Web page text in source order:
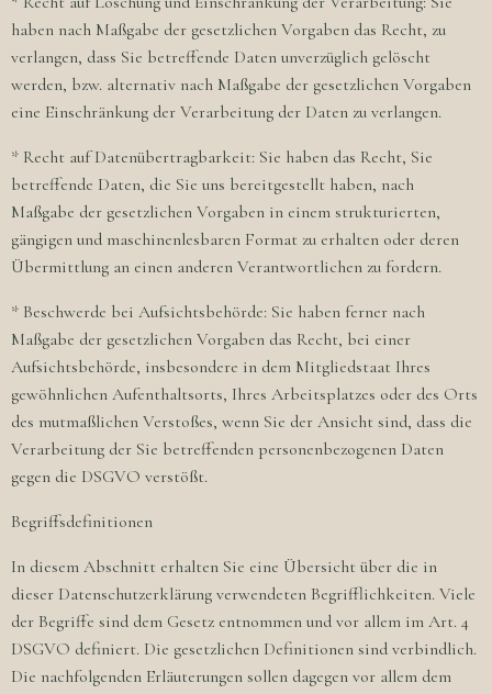
haben nach Maßgabe der gesetzlichen Vorgaben das Recht, zu
verlangen, dass Sie betreffende Daten unverzüglich gelöscht
werden, bzw. alternativ nach Maßgabe der gesetzlichen Vorgaben
eine Einschränkung der Verarbeitung der Daten zu verlangen.
* Recht auf Datenübertragbarkeit: Sie haben das Recht, Sie
betreffende Daten, die Sie uns bereitgestellt haben, nach
Maßgabe der gesetzlichen Vorgaben in einem strukturierten,
gängigen und maschinenlesbaren Format zu erhalten oder deren
Übermittlung an einen anderen Verantwortlichen zu fordern.
* Beschwerde bei Aufsichtsbehörde: Sie haben ferner nach
Maßgabe der gesetzlichen Vorgaben das Recht, bei einer
Aufsichtsbehörde, insbesondere in dem Mitgliedstaat Ihres
gewöhnlichen Aufenthaltsorts, Ihres Arbeitsplatzes oder des Orts
des mutmaßlichen Verstoßes, wenn Sie der Ansicht sind, dass die
Verarbeitung der Sie betreffenden personenbezogenen Daten
gegen die DSGVO verstößt.
Begriffsdefinitionen
In diesem Abschnitt erhalten Sie eine Übersicht über die in
dieser Datenschutzerklärung verwendeten Begrifflichkeiten. Viele
der Begriffe sind dem Gesetz entnommen und vor allem im Art. 4
DSGVO definiert. Die gesetzlichen Definitionen sind verbindlich.
Die nachfolgenden Erläuterungen sollen dagegen vor allem dem